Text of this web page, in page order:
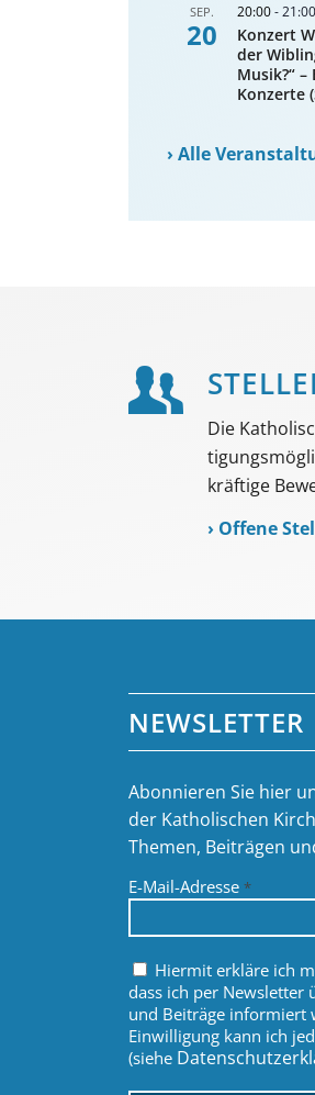
SEP.
20
20:00-21:00
Konzert
der
Musik?“
Konzerte
›Alle
Die
kräftige
› Offene
NEWSLETTER
Abonnieren Sie hier
der Katholischen
Themen, Beiträgen
E-Mail-Adresse*
Hiermit erkläre ich
dass ich per Newsletter
und Beiträge informiert
Einwilligung kann ich
(siehe